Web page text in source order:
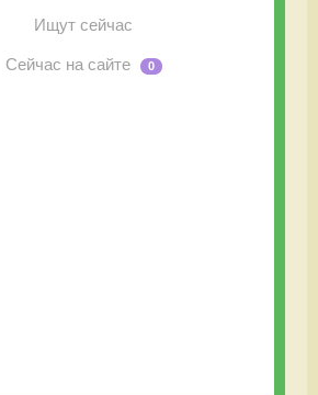
Ищут сейчас
Сейчас на сайте 0